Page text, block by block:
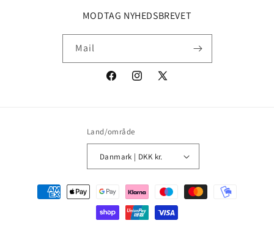
MODTAG NYHEDSBREVET
Mail
FacebookInstagram
X
Land/område
Danmark | DKK kr.
Betalingsmetoder